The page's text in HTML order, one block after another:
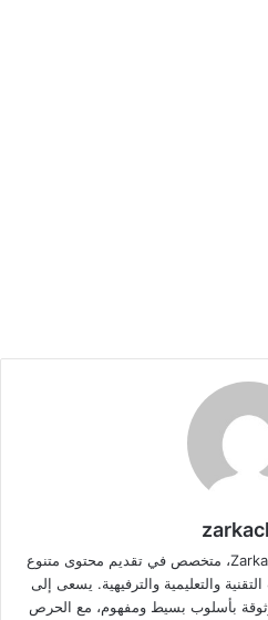
كاتب ومحرر لدى موقع Zarkachat.com، متخصص في تقديم محتوى متنوع
والتعليمية والترفيهية. يسعى إلى
بأسلوب بسيط ومفهوم، مع الحرص